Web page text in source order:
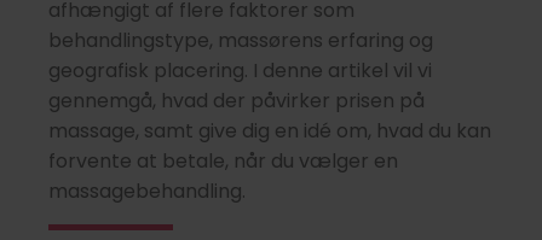
afhængigt af flere faktorer som
behandlingstype, massørens erfaring og
geografisk placering. I denne artikel vil vi
gennemgå, hvad der påvirker prisen på
massage, samt give dig en idé om, hvad du kan
forvente at betale, når du vælger en
massagebehandling.